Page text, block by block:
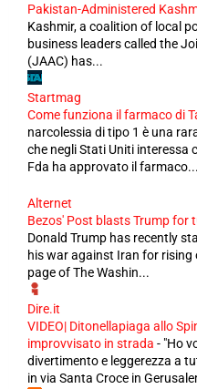
Pakistan-Administered
Kashmir, a coalition of local
business leaders called the
(JAAC) has...
Startmag
Come funziona il farmaco di
narcolessia di tipo 1 è una
che negli Stati Uniti interessa
Fda ha approvato il farmaco...
Alternet
Bezos' Post blasts Trump for
Donald Trump has recently
his war against Iran for rising
page of The Washin...
Dire.it
VIDEO| Ditonellapiaga allo
improvvisato in strada - "Ho
divertimento e leggerezza a
in via Santa Croce in